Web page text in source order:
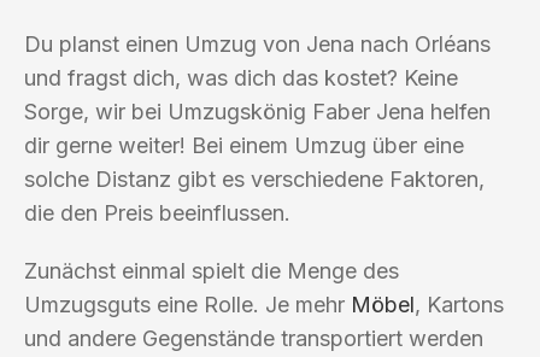
Du planst einen Umzug von Jena nach Orléans
und fragst dich, was dich das kostet? Keine
Sorge, wir bei Umzugskönig Faber Jena helfen
dir gerne weiter! Bei einem Umzug über eine
solche Distanz gibt es verschiedene Faktoren,
die den Preis beeinflussen.
Zunächst einmal spielt die Menge des
Umzugsguts eine Rolle. Je mehr Möbel, Kartons
und andere Gegenstände transportiert werden